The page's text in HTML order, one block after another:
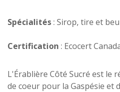
Spécialités: Sirop, tire et
Certification : Ecocert
L'Érablière Côté Sucré est le
de coeur pour la Gaspésie et